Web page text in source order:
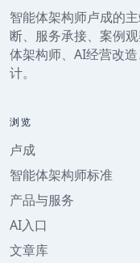
智能体架构师卢成的
断、服务承接、案例
体架构师、AI经营改
计。
浏览
卢成
智能体架构师标准
产品与服务
AI入口
文章库